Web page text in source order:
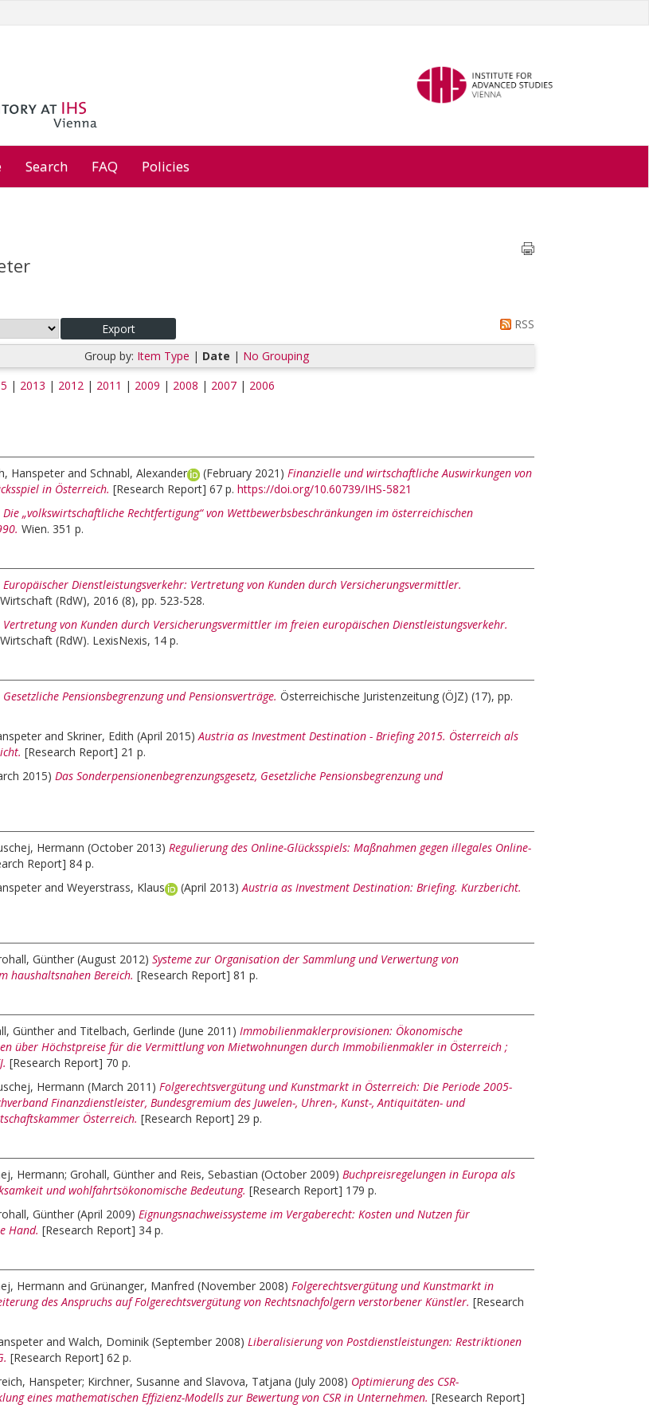
Search FAQ Policies
RSS
Group by: Item Type | Date | No Grouping
| 2013 | 2012 | 2011 | 2009 | 2008 | 2007 | 2006
Hanspeter and Schnabl, Alexander (February 2021) Finanzielle und wirtschaftliche Auswirkungen von
in Österreich. [Research Report] 67 p. https://doi.org/10.60739/IHS-5821
Die „volkswirtschaftliche Rechtfertigung“ von Wettbewerbsbeschränkungen im österreichischen
Wien. 351 p.
Europäischer Dienstleistungsverkehr: Vertretung von Kunden durch Versicherungsvermittler.
(RdW), 2016 (8), pp. 523-528.
Vertretung von Kunden durch Versicherungsvermittler im freien europäischen Dienstleistungsverkehr.
(RdW). LexisNexis, 14 p.
Gesetzliche Pensionsbegrenzung und Pensionsverträge. Österreichische Juristenzeitung (ÖJZ) (17), pp.
and Skriner, Edith (April 2015)Austria as Investment Destination - Briefing 2015. Österreich als
[Research Report] 21 p.
2015) Das Sonderpensionenbegrenzungsgesetz, Gesetzliche Pensionsbegrenzung und
Hermann (October 2013) Regulierung des Online-Glücksspiels: Maßnahmen gegen illegales Online-
Report] 84 p.
and Weyerstrass, Klaus (April 2013)Austria as Investment Destination: Briefing. Kurzbericht.
Günther (August 2012) Systeme zur Organisation der Sammlung und Verwertung von
haushaltsnahen Bereich. [Research Report] 81 p.
Günther and Titelbach, Gerlinde (June 2011) Immobilienmaklerprovisionen: Ökonomische
über Höchstpreise für die Vermittlung von Mietwohnungen durch Immobilienmakler in Österreich ;
[Research Report] 70 p.
Hermann (March 2011) Folgerechtsvergütung und Kunstmarkt in Österreich: Die Periode 2005-
Finanzdienstleister, Bundesgremium des Juwelen-, Uhren-, Kunst-, Antiquitäten- und
Österreich. [Research Report] 29 p.
Hermann; Grohall, Günther and Reis, Sebastian (October 2009) Buchpreisregelungen in Europa als
und wohlfahrtsökonomische Bedeutung. [Research Report] 179 p.
Günther (April 2009) Eignungsnachweissysteme im Vergaberecht: Kosten und Nutzen für
Hand. [Research Report] 34 p.
Hermann and Grünanger, Manfred (November 2008) Folgerechtsvergütung und Kunstmarkt in
des Anspruchs auf Folgerechtsvergütung von Rechtsnachfolgern verstorbener Künstler. [Research
and Walch, Dominik (September 2008) Liberalisierung von Postdienstleistungen: Restriktionen
[Research Report] 62 p.
Hanspeter; Kirchner, Susanne and Slavova, Tatjana (July 2008) Optimierung des CSR-
eines mathematischen Effizienz-Modells zur Bewertung von CSR in Unternehmen. [Research Report]